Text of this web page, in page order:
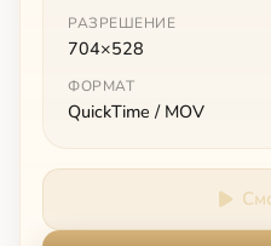
РАЗРЕШЕНИЕ
704×528
ФОРМАТ
QuickTime / MOV